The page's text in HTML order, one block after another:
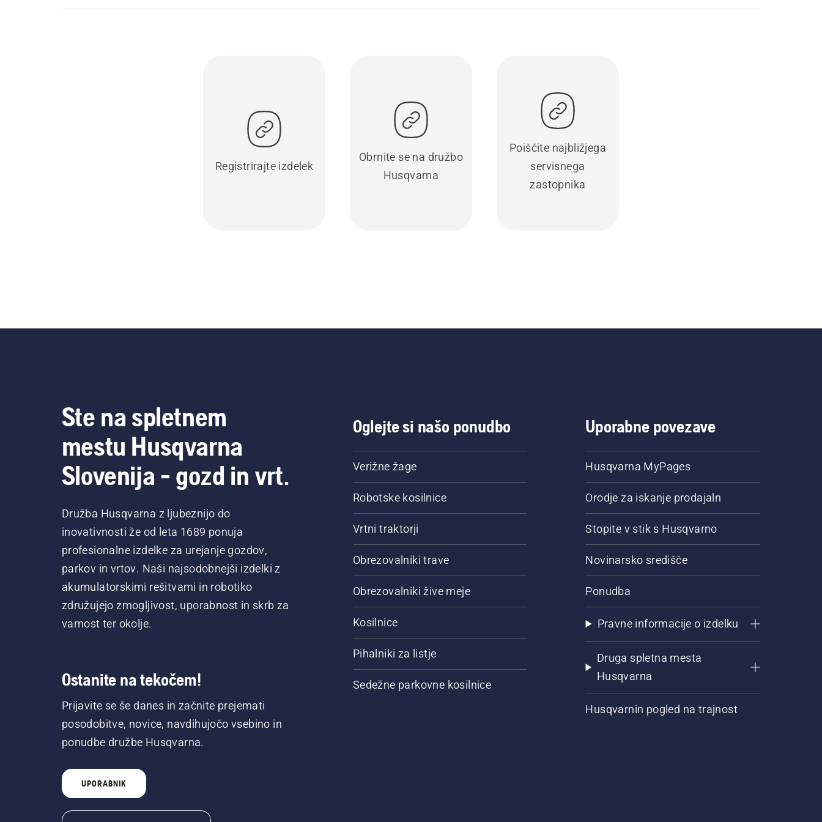
Registrirajte izdelek
Obrnite se na družbo
Husqvarna
Poiščite najbližjega
servisnega
zastopnika
Ste na spletnem
mestu Husqvarna
Slovenija - gozd in vrt.
Družba Husqvarna z ljubeznijo do
inovativnosti že od leta 1689 ponuja
profesionalne izdelke za urejanje gozdov,
parkov in vrtov. Naši najsodobnejši izdelki z
akumulatorskimi rešitvami in robotiko
združujejo zmogljivost, uporabnost in skrb za
varnost ter okolje.
Ostanite na tekočem!
Prijavite se še danes in začnite prejemati
posodobitve, novice, navdihujočo vsebino in
ponudbe družbe Husqvarna.
UPORABNIK
Oglejte si našo ponudbo
Verižne žage
Robotske kosilnice
Vrtni traktorji
Obrezovalniki trave
Obrezovalniki žive meje
Kosilnice
Pihalniki za listje
Sedežne parkovne kosilnice
Uporabne povezave
Husqvarna MyPages
Orodje za iskanje prodajaln
Stopite v stik s Husqvarno
Novinarsko središče
Ponudba
Pravne informacije o izdelku
Druga spletna mesta
Husqvarna
Husqvarnin pogled na trajnost